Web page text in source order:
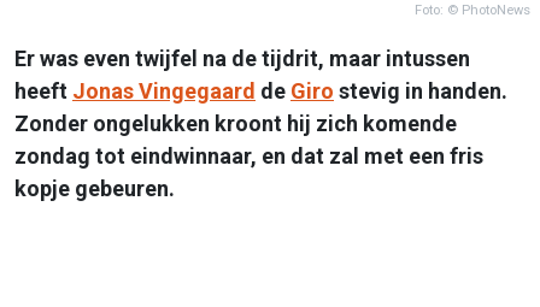
Foto: © PhotoNews
Er was even twijfel na de tijdrit, maar intussen
heeft Jonas Vingegaard de Giro stevig in handen.
Zonder ongelukken kroont hij zich komende
zondag tot eindwinnaar, en dat zal met een fris
kopje gebeuren.